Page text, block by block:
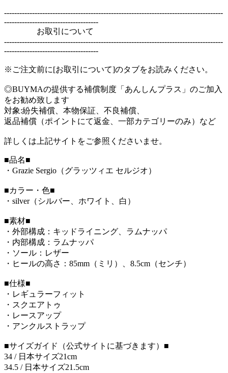
--------------------------------------------------------------------------------------
-------------------------------------
お取引について
--------------------------------------------------------------------------------------
-------------------------------------
※ご注文前に[お取引について]のタブをお読みください。
◎BUYMAの提供する補償制度「あんしんプラス」のご加入
をお勧め致します
対象:紛失補償、本物保証、不良補償、
返品補償（ポイントにて返金、一部カテゴリーのみ）など
詳しくは上記サイトをご参照くださいませ。
■品名■
・Grazie Sergio（グラッツィエ セルジオ）
■カラー・色■
・silver（シルバー、ホワイト、白）
■素材■
・外部構成：キッドライニング、ラムナッパ
・内部構成：ラムナッパ
・ソール：レザー
・ヒールの高さ：85mm（ミリ）、8.5cm（センチ）
■仕様■
・レギュラーフィット
・スクエアトゥ
・レースアップ
・アンクルストラップ
■サイズガイド（公式サイトに基づきます）■
34 / 日本サイズ21cm
34.5 / 日本サイズ21.5cm